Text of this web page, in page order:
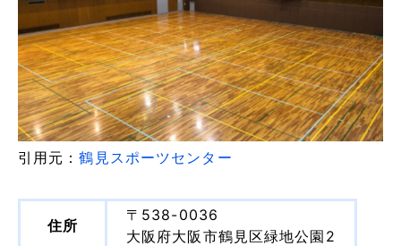
引用元：鶴見スポーツセンター
住所
〒538-0036
大阪府大阪市鶴見区緑地公園2